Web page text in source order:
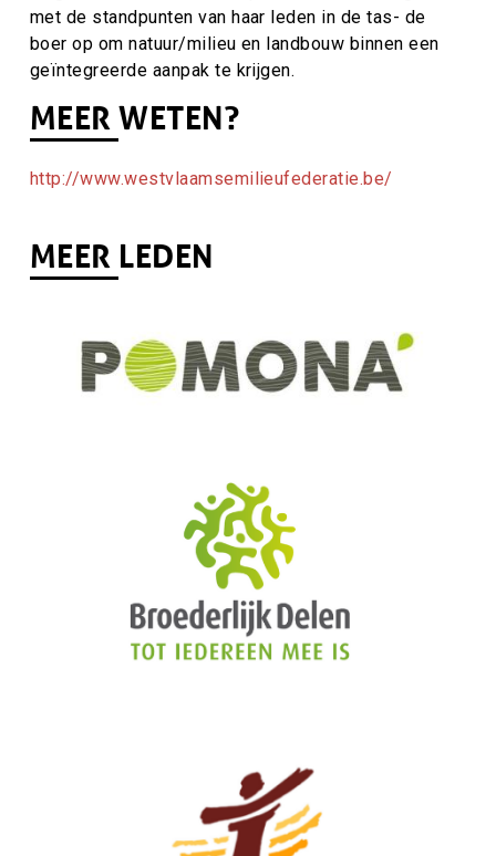
met de standpunten van haar leden in de tas- de
boer op om natuur/milieu en landbouw binnen een
geïntegreerde aanpak te krijgen.
MEER WETEN?
http://www.westvlaamsemilieufederatie.be/
MEER LEDEN